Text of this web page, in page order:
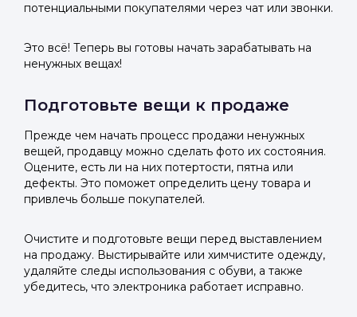
потенциальными покупателями через чат или звонки.
Это всё! Теперь вы готовы начать зарабатывать на
ненужных вещах!
Подготовьте вещи к продаже
Прежде чем начать процесс продажи ненужных
вещей, продавцу можно сделать фото их состояния.
Оцените, есть ли на них потертости, пятна или
дефекты. Это поможет определить цену товара и
привлечь больше покупателей.
Очистите и подготовьте вещи перед выставлением
на продажу. Выстирывайте или химчистите одежду,
удаляйте следы использования с обуви, а также
убедитесь, что электроника работает исправно.